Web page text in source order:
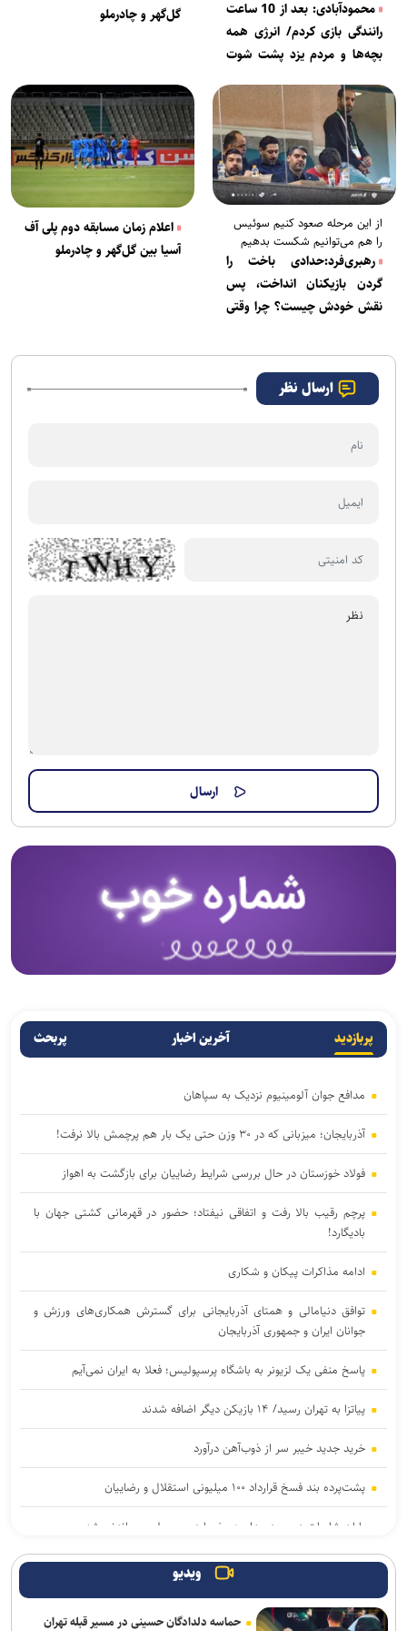
محمودآبادی: بعد از 10 ساعت
رانندگی بازی کردم/ انرژی همه
بچه‌ها و مردم یزد پشت شوت
گل‌گهر و چادرملو
از این مرحله صعود کنیم سوئیس
را هم می‌توانیم شکست بدهیم
رهبری‌فرد:حدادی باخت را
گردن بازیکنان انداخت، پس
نقش خودش چیست؟ چرا وقتی
اسکوچیچ مذاکره کردید؟
اعلام زمان مسابقه دوم پلی آف
آسیا بین گل‌گهر و چادرملو
ارسال نظر
پربازدید آخرین اخبار پربحث
مدافع جوان آلومینیوم نزدیک به سپاهان
آذربایجان؛ میزبانی که در ۳۰ وزن حتی یک بار هم پرچمش بالا نرفت!
فولاد خوزستان در حال بررسی شرایط رضاییان برای بازگشت به اهواز
پرچم رقیب بالا رفت و اتفاقی نیفتاد؛ حضور در قهرمانی کشتی جهان با
بادیگارد!
ادامه مذاکرات پیکان و شکاری
توافق دنیامالی و همتای آذربایجانی برای گسترش همکاری‌های ورزش و
جوانان ایران و جمهوری آذربایجان
پاسخ منفی یک لزیونر به باشگاه پرسپولیس؛ فعلا به ایران نمی‌آیم
پیاتزا به تهران رسید/ ۱۴ بازیکن دیگر اضافه شدند
خرید جدید خیبر سر از ذوب‌آهن درآورد
پشت‌پرده بند فسخ قرارداد ۱۰۰ میلیونی استقلال و رضاییان
پایان شایعات در مورد جدایی؛ بیفوما در پرسپولیس ماندنی شد
موضع جدید نساجی درباره ایری و طاهری
سفر مربی جدید استقلال به ایران
ویدیو
حماسه دلدادگان حسینی در مسیر قبله تهران